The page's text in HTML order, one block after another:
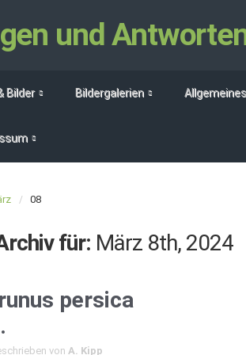
und
Bilder Bildergalerien
08
für: März 8th, 2024
persica
von A. Kipp